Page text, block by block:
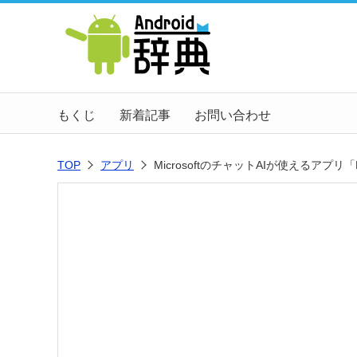
もくじ 新着記事 お問い合わせ
TOP アプリ MicrosoftのチャットAIが使えるアプリ